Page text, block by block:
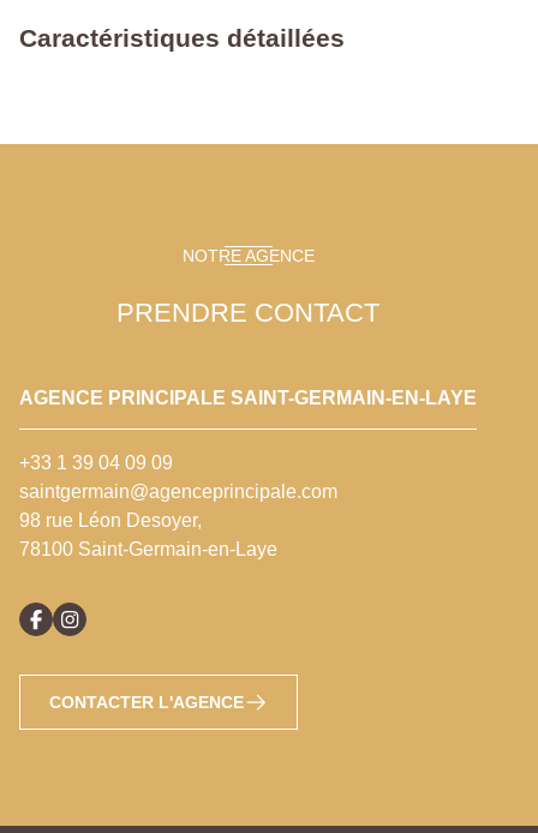
Caractéristiques détaillées
NOTRE AGENCE
PRENDRE CONTACT
AGENCE PRINCIPALE SAINT-GERMAIN-EN-LAYE
+33 1 39 04 09 09
saintgermain@agenceprincipale.com
98 rue Léon Desoyer,
78100 Saint-Germain-en-Laye
CONTACTER L'AGENCE